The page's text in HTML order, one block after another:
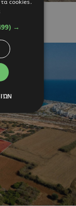
cookies.
→